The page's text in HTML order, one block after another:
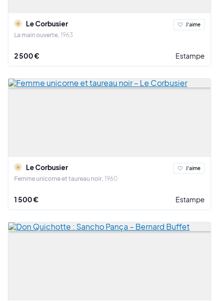
Le Corbusier
La main ouverte 1963
J'aime
2 500 € Estampe
Le Corbusier
Femme unicorne et taureau noir 1960
J'aime
1 500 € Estampe